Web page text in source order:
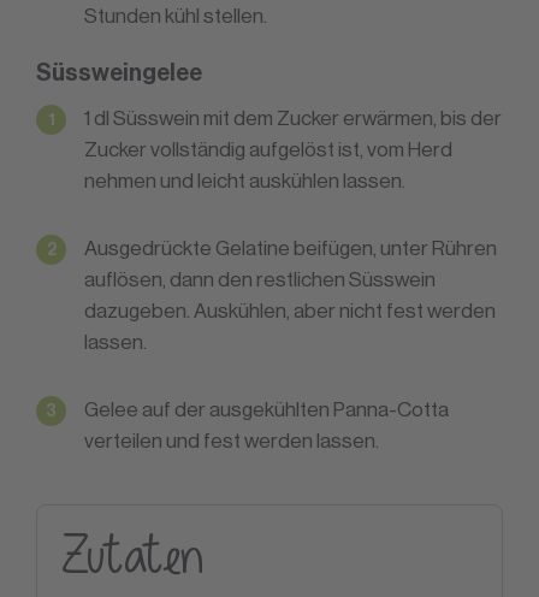
Stunden kühl stellen.
Süssweingelee
1 dl Süsswein mit dem Zucker erwärmen, bis der
Zucker vollständig aufgelöst ist, vom Herd
nehmen und leicht auskühlen lassen.
Ausgedrückte Gelatine beifügen, unter Rühren
auflösen, dann den restlichen Süsswein
dazugeben. Auskühlen, aber nicht fest werden
lassen.
Gelee auf der ausgekühlten Panna-Cotta
verteilen und fest werden lassen.
Zutaten